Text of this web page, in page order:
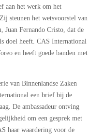
aan het werk om het
steunen het wetsvoorstel van
Juan Fernando Cristo, dat de
doel heeft. CAS International
en heeft goede banden met
van Binnenlandse Zaken
een brief bij de
De ambassadeur ontving
om een gesprek met
haar waardering voor de